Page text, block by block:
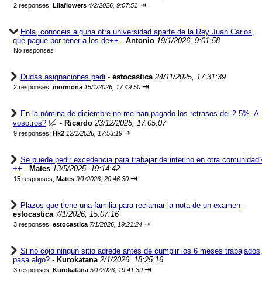
2 responses; Lilaflowers 4/2/2026, 9:07:51 ⇥
Hola, conocéis alguna otra universidad aparte de la Rey Juan Carlos,
que pague por tener a los de++ - Antonio 19/1/2026, 9:01:58
No responses
Dudas asignaciones padi - estocastica 24/11/2025, 17:31:39
2 responses; mormona 15/1/2026, 17:49:50 ⇥
En la nómina de diciembre no me han pagado los retrasos del 2 5%. A
vosotros?
- Ricardo 23/12/2025, 17:05:07
9 responses; Hk2 12/1/2026, 17:53:19 ⇥
Se puede pedir excedencia para trabajar de interino en otra
++ - Mates 13/5/2025, 19:14:42
15 responses; Mates 9/1/2026, 20:46:30 ⇥
Plazos que tiene una familia para reclamar la nota de un examen -
estocastica 7/1/2026, 15:07:16
3 responses; estocastica 7/1/2026, 19:21:24 ⇥
Si no cojo ningún sitio adrede antes de cumplir los 6 meses trabajados,
pasa algo? - Kurokatana 2/1/2026, 18:25:16
3 responses; Kurokatana 5/1/2026, 19:41:39 ⇥